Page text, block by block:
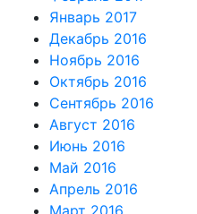
Январь 2017
Декабрь 2016
Ноябрь 2016
Октябрь 2016
Сентябрь 2016
Август 2016
Июнь 2016
Май 2016
Апрель 2016
Март 2016